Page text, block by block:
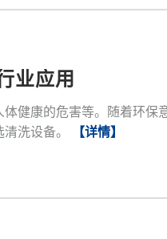
业应用
健康的危害等。随着环保
洗设备。
【详情】